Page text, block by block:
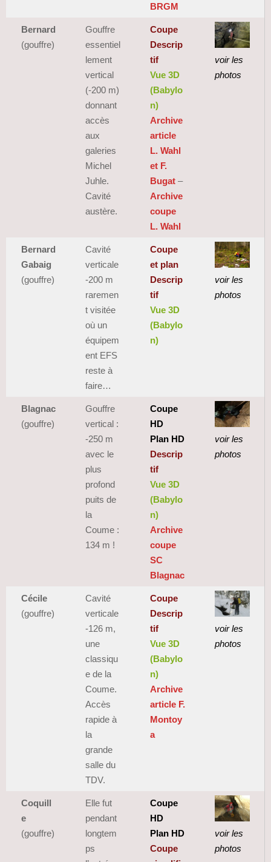
BRGM
Bernard
(gouffre)
Gouffre
essentiel
lement
vertical
(-200 m)
donnant
accès
aux
galeries
Michel
Juhle.
Cavité
austère.
Coupe
Descrip
tif
Vue 3D
(Babylo
n)
Archive
article
L. Wahl
et F.
Bugat –
Archive
coupe
L. Wahl
voir les
photos
Bernard
Gabaig
(gouffre)
Cavité
verticale
-200 m
raremen
t visitée
où un
équipem
ent EFS
reste à
faire…
Coupe
et plan
Descrip
tif
Vue 3D
(Babylo
n)
voir les
photos
Blagnac
(gouffre)
Gouffre
vertical :
-250 m
avec le
plus
profond
puits de
la
Coume :
134 m !
Coupe
HD
Plan HD
Descrip
tif
Vue 3D
(Babylo
n)
Archive
coupe
SC
Blagnac
voir les
photos
Cécile
(gouffre)
Cavité
verticale
-126 m,
une
classiqu
e de la
Coume.
Accès
rapide à
la
grande
salle du
TDV.
Coupe
Descrip
tif
Vue 3D
(Babylo
n)
Archive
article F.
Montoy
a
voir les
photos
Coquill
e
(gouffre)
Elle fut
pendant
longtem
ps
Coupe
HD
Plan HD
Coupe
voir les
photos